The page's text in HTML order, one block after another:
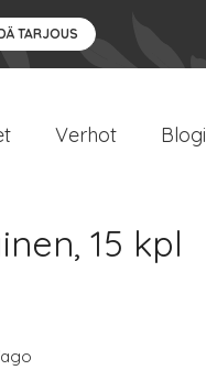
TARJOUS
Verhot Blogi
15 kpl